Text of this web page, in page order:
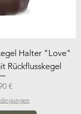
Halter "Love"
Rückflusskegel
€